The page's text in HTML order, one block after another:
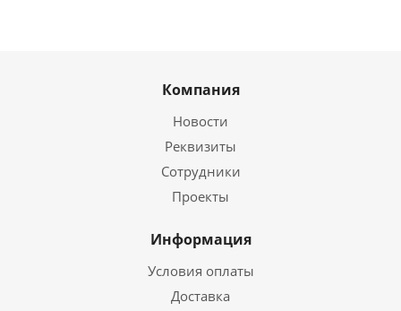
Компания
Новости
Реквизиты
Сотрудники
Проекты
Информация
Условия оплаты
Доставка